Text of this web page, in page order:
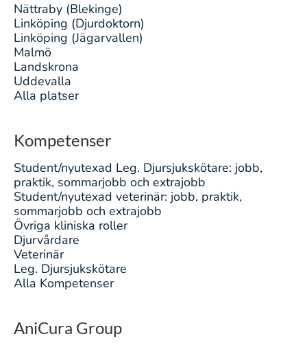
Nättraby (Blekinge)
Linköping (Djurdoktorn)
Linköping (Jägarvallen)
Malmö
Landskrona
Uddevalla
Alla platser
Kompetenser
Student/nyutexad Leg. Djursjukskötare: jobb,
praktik, sommarjobb och extrajobb
Student/nyutexad veterinär: jobb, praktik,
sommarjobb och extrajobb
Övriga kliniska roller
Djurvårdare
Veterinär
Leg. Djursjukskötare
Alla Kompetenser
AniCura Group